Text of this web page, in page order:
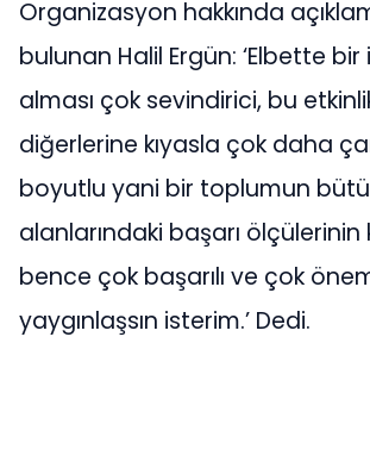
Organizasyon hakkında
bulunan Halil Ergün: ‘Elbette bir
alması çok sevindirici, bu
diğerlerine kıyasla çok daha
boyutlu yani bir toplumun
alanlarındaki başarı ölçülerinin
bence çok başarılı ve çok
yaygınlaşsın isterim.’ Dedi.